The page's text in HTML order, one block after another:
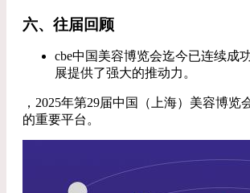
六、往届回顾
cbe中国美容博览会迄今已连续成
展提供了强大的推动力。
，2025年第29届中国（上海）美容博
的重要平台。